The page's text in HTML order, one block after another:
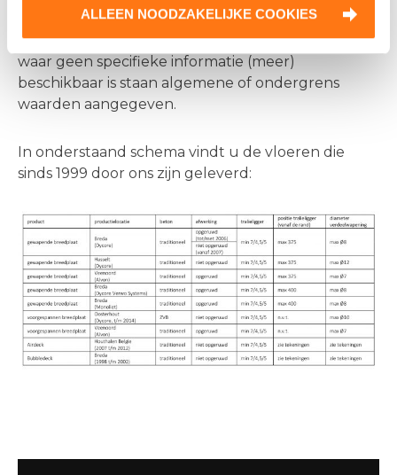
ALLEEN NOODZAKELIJKE COOKIES
overige voor de toetsing benodigde
eigenschappen staan in onderstaande tabel. Daar
waar geen specifieke informatie (meer)
beschikbaar is staan algemene of ondergrens
waarden aangegeven.
In onderstaand schema vindt u de vloeren die
sinds 1999 door ons zijn geleverd: